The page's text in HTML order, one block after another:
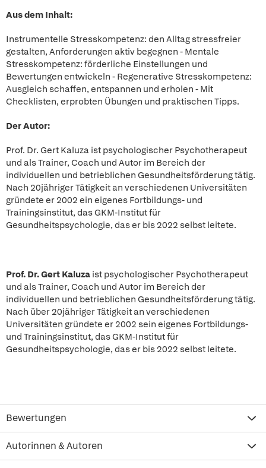
Aus dem Inhalt:
Instrumentelle Stresskompetenz: den Alltag stressfreier
gestalten, Anforderungen aktiv begegnen - Mentale
Stresskompetenz: förderliche Einstellungen und
Bewertungen entwickeln - Regenerative Stresskompetenz:
Ausgleich schaffen, entspannen und erholen - Mit
Checklisten, erprobten Übungen und praktischen Tipps.
Der Autor:
Prof. Dr. Gert Kaluza ist psychologischer Psychotherapeut
und als Trainer, Coach und Autor im Bereich der
individuellen und betrieblichen Gesundheitsförderung tätig.
Nach 20jähriger Tätigkeit an verschiedenen Universitäten
gründete er 2002 ein eigenes Fortbildungs- und
Trainingsinstitut, das GKM-Institut für
Gesundheitspsychologie, das er bis 2022 selbst leitete.
Prof. Dr. Gert Kaluza ist psychologischer Psychotherapeut
und als Trainer, Coach und Autor im Bereich der
individuellen und betrieblichen Gesundheitsförderung tätig.
Nach über 20jähriger Tätigkeit an verschiedenen
Universitäten gründete er 2002 sein eigenes Fortbildungs-
und Trainingsinstitut, das GKM-Institut für
Gesundheitspsychologie, das er bis 2022 selbst leitete.
Bewertungen
Autorinnen & Autoren